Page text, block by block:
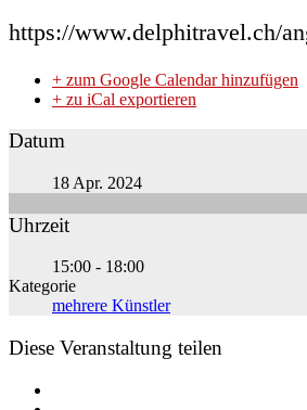
https://www.delphitravel.ch/
+ zum Google Calendar hinzufügen
+ zu iCal exportieren
Datum
18 Apr. 2024
Uhrzeit
15:00 - 18:00
Kategorie
mehrere Künstler
Diese Veranstaltung teilen